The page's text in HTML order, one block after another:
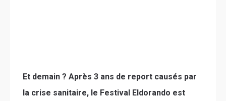
Et demain ? Après 3 ans de report causés par
la crise sanitaire, le Festival Eldorando est